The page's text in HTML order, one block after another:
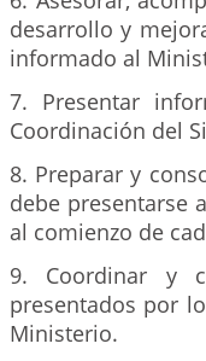
desarrollo y
informado al
7. Presentar
Coordinación del
8. Preparar y
debe presentarse
al comienzo de
9. Coordinar y
presentados por
Ministerio.